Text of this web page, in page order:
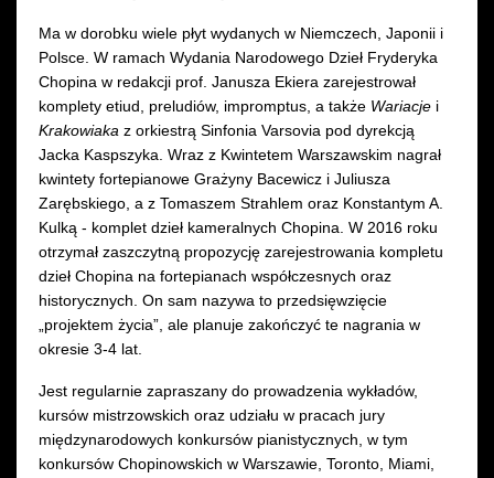
Ma w dorobku wiele płyt wydanych w Niemczech, Japonii i
Polsce. W ramach Wydania Narodowego Dzieł Fryderyka
Chopina w redakcji prof. Janusza Ekiera zarejestrował
komplety etiud, preludiów, impromptus, a także Wariacje i
Krakowiaka z orkiestrą Sinfonia Varsovia pod dyrekcją
Jacka Kaspszyka. Wraz z Kwintetem Warszawskim nagrał
kwintety fortepianowe Grażyny Bacewicz i Juliusza
Zarębskiego, a z Tomaszem Strahlem oraz Konstantym A.
Kulką - komplet dzieł kameralnych Chopina. W 2016 roku
otrzymał zaszczytną propozycję zarejestrowania kompletu
dzieł Chopina na fortepianach współczesnych oraz
historycznych. On sam nazywa to przedsięwzięcie
„projektem życia”, ale planuje zakończyć te nagrania w
okresie 3-4 lat.
Jest regularnie zapraszany do prowadzenia wykładów,
kursów mistrzowskich oraz udziału w pracach jury
międzynarodowych konkursów pianistycznych, w tym
konkursów Chopinowskich w Warszawie, Toronto, Miami,